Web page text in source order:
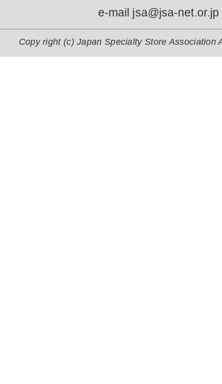
e-mail jsa@jsa-net.or.jp
Copy right (c) Japan Specialty Store Association